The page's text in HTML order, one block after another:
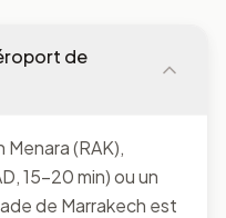
de
(RAK),
15-20 min) ou un
de Marrakech est